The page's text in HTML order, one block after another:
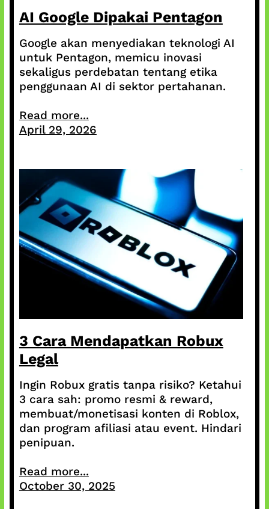
AI Google Dipakai Pentagon
Google akan menyediakan teknologi AI
untuk Pentagon, memicu inovasi
sekaligus perdebatan tentang etika
penggunaan AI di sektor pertahanan.
Read more...
April 29, 2026
3 Cara Mendapatkan Robux
Legal
Ingin Robux gratis tanpa risiko? Ketahui
3 cara sah: promo resmi & reward,
membuat/monetisasi konten di Roblox,
dan program afiliasi atau event. Hindari
penipuan.
Read more...
October 30, 2025